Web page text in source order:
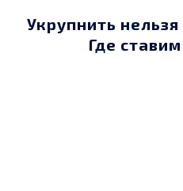
Укрупнить
Где